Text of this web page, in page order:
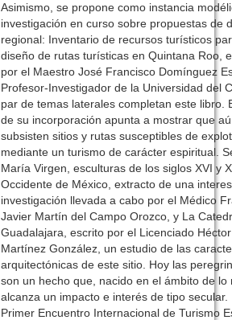
Asimismo, se propone como instancia
investigación en curso sobre propuestas de
regional: Inventario de recursos turísticos
diseño de rutas turísticas en Quintana Roo,
por el Maestro José Francisco Domínguez
Profesor-Investigador de la Universidad del
par de temas laterales completan este libro.
de su incorporación apunta a mostrar que
subsisten sitios y rutas susceptibles de
mediante un turismo de carácter espiritual.
María Virgen, esculturas de los siglos XVI y
Occidente de México, extracto de una
investigación llevada a cabo por el Médico
Javier Martín del Campo Orozco, y La
Guadalajara, escrito por el Licenciado
Martínez González, un estudio de las
arquitectónicas de este sitio. Hoy las
son un hecho que, nacido en el ámbito de lo
alcanza un impacto e interés de tipo secular.
Primer Encuentro Internacional de Turismo